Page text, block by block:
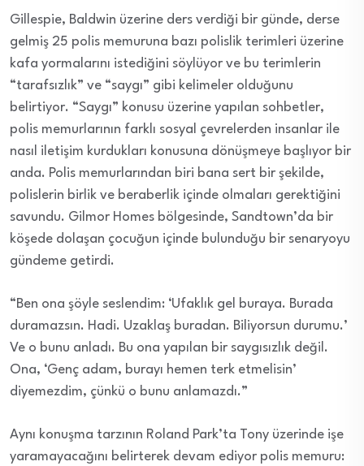
Gillespie, Baldwin üzerine ders verdiği bir günde, derse
gelmiş 25 polis memuruna bazı polislik terimleri üzerine
kafa yormalarını istediğini söylüyor ve bu terimlerin
“tarafsızlık” ve “saygı” gibi kelimeler olduğunu
belirtiyor. “Saygı” konusu üzerine yapılan sohbetler,
polis memurlarının farklı sosyal çevrelerden insanlar ile
nasıl iletişim kurdukları konusuna dönüşmeye başlıyor bir
anda. Polis memurlarından biri bana sert bir şekilde,
polislerin birlik ve beraberlik içinde olmaları gerektiğini
savundu. Gilmor Homes bölgesinde, Sandtown’da bir
köşede dolaşan çocuğun içinde bulunduğu bir senaryoyu
gündeme getirdi.
“Ben ona şöyle seslendim: ‘Ufaklık gel buraya. Burada
duramazsın. Hadi. Uzaklaş buradan. Biliyorsun durumu.’
Ve o bunu anladı. Bu ona yapılan bir saygısızlık değil.
Ona, ‘Genç adam, burayı hemen terk etmelisin’
diyemezdim, çünkü o bunu anlamazdı.”
Aynı konuşma tarzının Roland Park’ta Tony üzerinde işe
yaramayacağını belirterek devam ediyor polis memuru: